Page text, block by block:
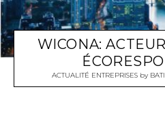
WICONA:
ACTUALITÉ ENTREPRISESby